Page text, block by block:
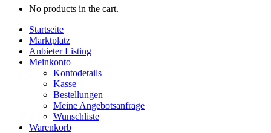
No products in the cart.
Startseite
Marktplatz
Anbieter Listing
Meinkonto
Kontodetails
Kasse
Bestellungen
Meine Angebotsanfrage
Wunschliste
Warenkorb